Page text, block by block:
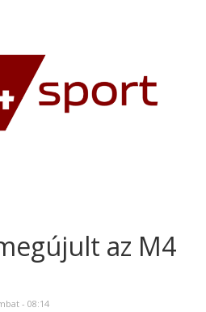
az M4
- 08:14